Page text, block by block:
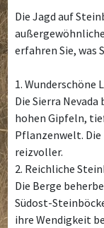
Die Jagd auf
erfahren Sie, was
1. Wunderschöne
Die Sierra
hohen Gipfeln,
Pflanzenwelt. Die
reizvoller.
2. Reichliche
Die Berge
Südost-
ihre Wendigkeit